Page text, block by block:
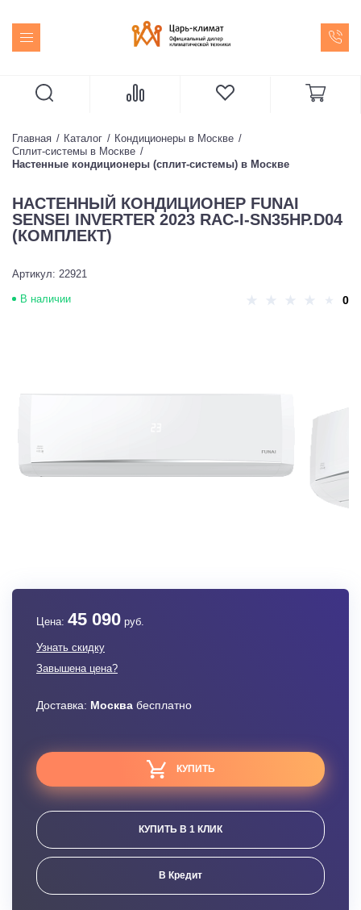
Главная Каталог
Кондиционеры в Москве
Сплит-системы в Москве
Настенные кондиционеры (сплит-системы) в Москве
НАСТЕННЫЙ КОНДИЦИОНЕР FUNAI
SENSEI INVERTER 2023 RAC-I-SN35HP.D04
(КОМПЛЕКТ)
Артикул: 22921
В наличии 0
Цена: 45 090 руб.
Узнать скидку
Завышена цена?
Доставка: Москва бесплатно
КУПИТЬ
КУПИТЬ В 1 КЛИК
В Кредит